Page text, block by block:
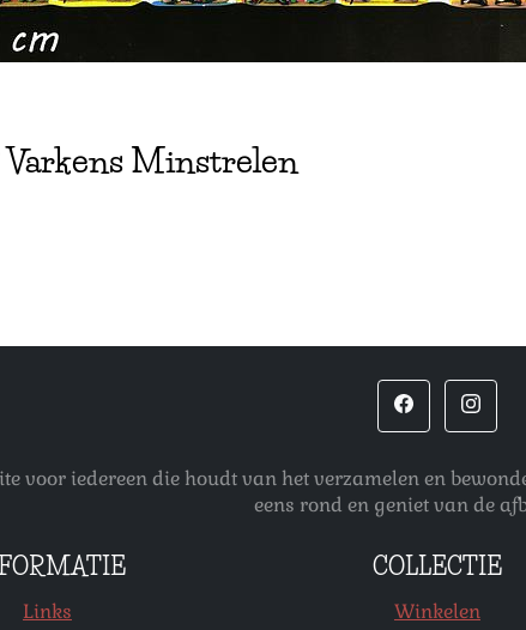
Varkens Minstrelen
voor iedereen die houdt van het verzamelen en
eens rond en geniet van de
Links
COLLECTIE
Winkelen